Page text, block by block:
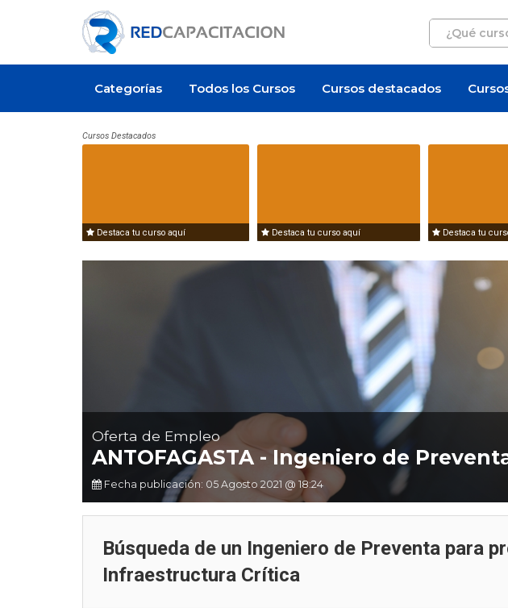
Categorías Todos los Cursos Cursos destacados
Cursos Destacados
Destaca tu curso aquí Destaca tu curso aquí Destaca tu
Oferta de Empleo
ANTOFAGASTA - Ingeniero de
Fecha publicación: 05 Agosto 2021 @ 18:24
Búsqueda de un Ingeniero de Preventa para
Infraestructura Crítica
Ciberseguridad en data
centers Chile: qué exige la Ley
21.663 y cómo prepararte
Artículo
Curso CCTV
data centers:
Artículo